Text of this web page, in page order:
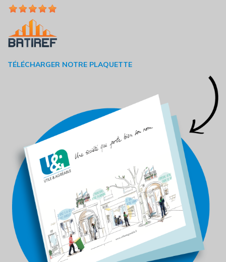
TÉLÉCHARGER NOTRE PLAQUETTE